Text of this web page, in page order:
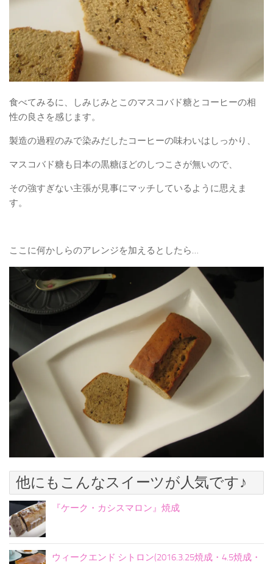
食べてみるに、しみじみとこのマスコバド糖とコーヒーの相
性の良さを感じます。
製造の過程のみで染みだしたコーヒーの味わいはしっかり、
マスコバド糖も日本の黒糖ほどのしつこさが無いので、
その強すぎない主張が見事にマッチしているように思えま
す。
ここに何かしらのアレンジを加えるとしたら…
他にもこんなスイーツが人気です♪
『ケーク・カシスマロン』焼成
ウィークエンド シトロン(2016.3.25焼成・4.5焼成・